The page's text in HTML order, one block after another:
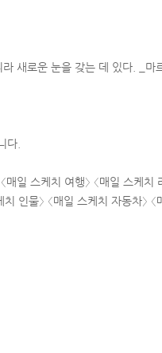
새로운 눈을 갖는 데 있다. _마
다.
매일 스케치 여행〉 〈매일 스케치
인물〉 〈매일 스케치 자동차〉